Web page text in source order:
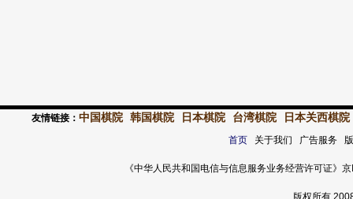
友情链接： 中国棋院 韩国棋院 日本棋院 台湾棋院 日本关西棋院
首页关于我们 广告服务
《中华人民共和国电信与信息服务业务经营许可证
版权所有